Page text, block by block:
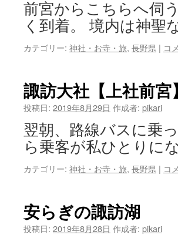
前宮からこちらへ伺
く到着。 境内は神
カテゴリー: 神社・お寺・旅, 長野県 | コ
諏訪大社【上社前宮】
投稿日: 2019年8月29日 作成者: pikari
翌朝、路線バスに乗
ら乗客が私ひとりに
カテゴリー: 神社・お寺・旅, 長野県 | コ
安らぎの諏訪湖
投稿日: 2019年8月28日 作成者: pikari